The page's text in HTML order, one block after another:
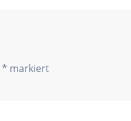
* markiert